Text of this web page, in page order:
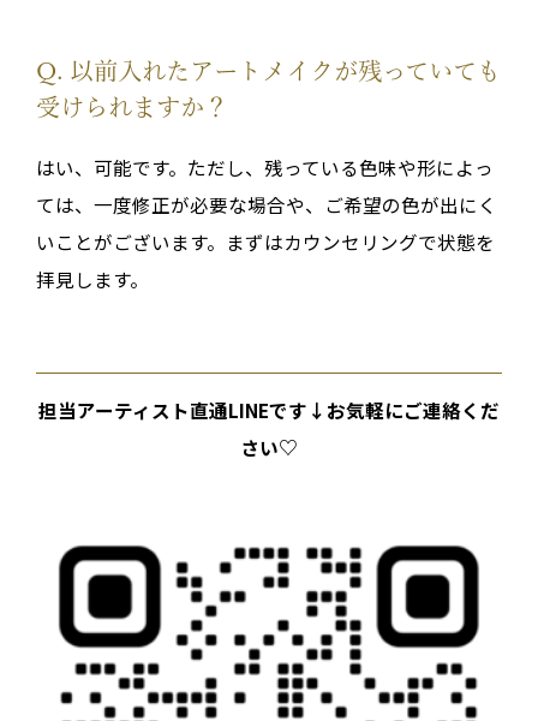
Q. 以前入れたアートメイクが残っていても
受けられますか？
はい、可能です。ただし、残っている色味や形によっ
ては、一度修正が必要な場合や、ご希望の色が出にく
いことがございます。まずはカウンセリングで状態を
拝見します。
担当アーティスト直通LINEです↓お気軽にご連絡くだ
さい♡